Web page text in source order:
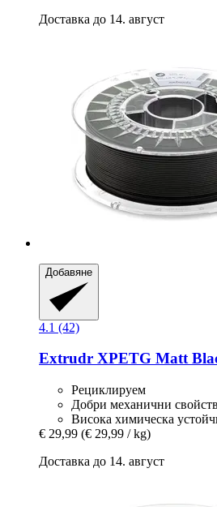
Доставка до 14. август
Добавяне
4.1 (42)
Extrudr XPETG Matt
Рециклируем
Добри механични
Висока химическа
€ 29,99 (€ 29,99 / kg)
Доставка до 14. август